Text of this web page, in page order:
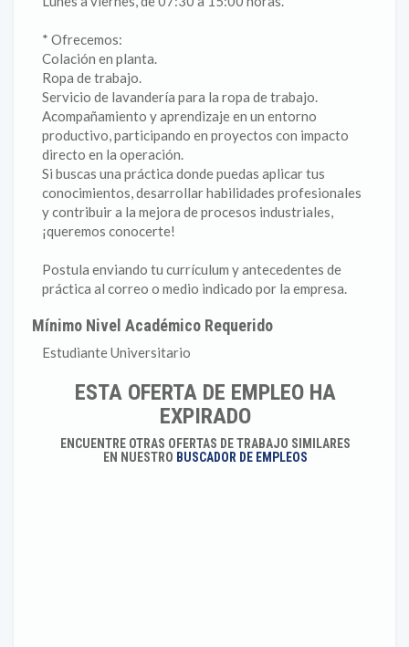
* Ofrecemos:
Colación en planta.
Ropa de trabajo.
Servicio de lavandería para la ropa de trabajo.
Acompañamiento y aprendizaje en un entorno
productivo, participando en proyectos con impacto
directo en la operación.
Si buscas una práctica donde puedas aplicar tus
conocimientos, desarrollar habilidades profesionales
y contribuir a la mejora de procesos industriales,
¡queremos conocerte!
Postula enviando tu currículum y antecedentes de
práctica al correo o medio indicado por la empresa.
Mínimo Nivel Académico Requerido
Estudiante Universitario
ESTA OFERTA DE EMPLEO HA
EXPIRADO
ENCUENTRE OTRAS OFERTAS DE TRABAJO SIMILARES
EN NUESTRO BUSCADOR DE EMPLEOS